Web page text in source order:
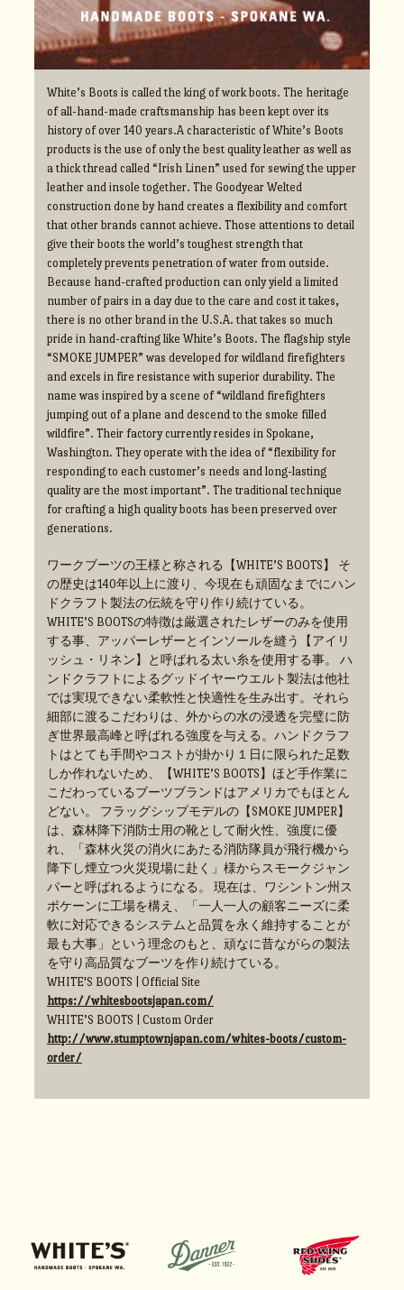
White’s Boots is called the king of work boots. The heritage
of all-hand-made craftsmanship has been kept over its
history of over 140 years.A characteristic of White’s Boots
products is the use of only the best quality leather as well as
a thick thread called “Irish Linen” used for sewing the upper
leather and insole together. The Goodyear Welted
construction done by hand creates a flexibility and comfort
that other brands cannot achieve. Those attentions to detail
give their boots the world’s toughest strength that
completely prevents penetration of water from outside.
Because hand-crafted production can only yield a limited
number of pairs in a day due to the care and cost it takes,
there is no other brand in the U.S.A. that takes so much
pride in hand-crafting like White’s Boots. The flagship style
“SMOKE JUMPER” was developed for wildland firefighters
and excels in fire resistance with superior durability. The
name was inspired by a scene of “wildland firefighters
jumping out of a plane and descend to the smoke filled
wildfire”. Their factory currently resides in Spokane,
Washington. They operate with the idea of “flexibility for
responding to each customer’s needs and long-lasting
quality are the most important”. The traditional technique
for crafting a high quality boots has been preserved over
generations.
ワークブーツの王様と称される【WHITE’S BOOTS】 そ
の歴史は140年以上に渡り、今現在も頑固なまでにハン
ドクラフト製法の伝統を守り作り続けている。
WHITE’S BOOTSの特徴は厳選されたレザーのみを使用
する事、アッパーレザーとインソールを縫う【アイリ
ッシュ・リネン】と呼ばれる太い糸を使用する事。 ハ
ンドクラフトによるグッドイヤーウエルト製法は他社
では実現できない柔軟性と快適性を生み出す。それら
細部に渡るこだわりは、外からの水の浸透を完璧に防
ぎ世界最高峰と呼ばれる強度を与える。ハンドクラフ
トはとても手間やコストが掛かり１日に限られた足数
しか作れないため、【WHITE’S BOOTS】ほど手作業に
こだわっているブーツブランドはアメリカでもほとん
どない。 フラッグシップモデルの【SMOKE JUMPER】
は、森林降下消防士用の靴として耐火性、強度に優
れ、「森林火災の消火にあたる消防隊員が飛行機から
降下し煙立つ火災現場に赴く」様からスモークジャン
パーと呼ばれるようになる。 現在は、ワシントン州ス
ポケーンに工場を構え、「一人一人の顧客ニーズに柔
軟に対応できるシステムと品質を永く維持することが
最も大事」という理念のもと、頑なに昔ながらの製法
を守り高品質なブーツを作り続けている。
WHITE'S BOOTS | Official Site
https://whitesbootsjapan.com/
WHITE’S BOOTS | Custom Order
http://www.stumptownjapan.com/whites-boots/custom-
order/